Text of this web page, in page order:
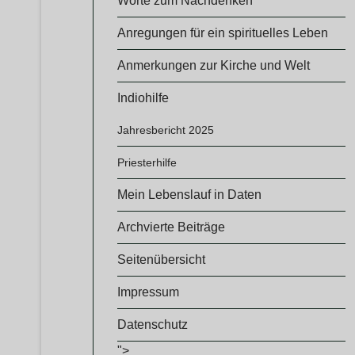
Anregungen für ein spirituelles Leben
Anmerkungen zur Kirche und Welt
Indiohilfe
Jahresbericht 2025
Priesterhilfe
Mein Lebenslauf in Daten
Archvierte Beiträge
Seitenübersicht
Impressum
Datenschutz
">